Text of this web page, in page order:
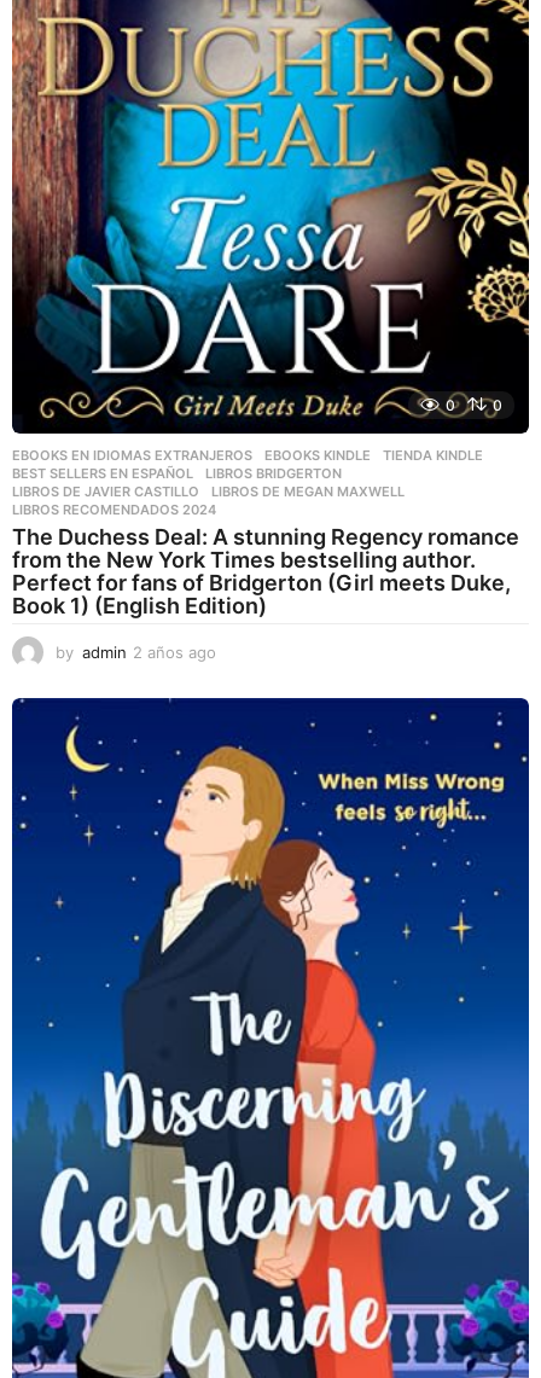
0 0
EBOOKS EN IDIOMAS EXTRANJEROS ,EBOOKS KINDLE ,TIENDA KINDLE
BEST SELLERS EN ESPAÑOL
,LIBROS BRIDGERTON
LIBROS DE JAVIER CASTILLO
,LIBROS DE MEGAN MAXWELL
LIBROS RECOMENDADOS 2024
The Duchess Deal: A stunning Regency romance
from the New York Times bestselling author.
Perfect for fans of Bridgerton (Girl meets Duke,
Book 1) (English Edition)
by admin 2 años ago
ñ
s
a
g